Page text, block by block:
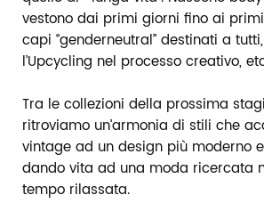
vestono dai primi giorni fino ai
capi “genderneutral” destinati a
l’Upcycling nel processo creativo,
Tra le collezioni della prossima
ritroviamo un’armonia di stili che
vintage ad un design più moderno
dando vita ad una moda ricercata
tempo rilassata.